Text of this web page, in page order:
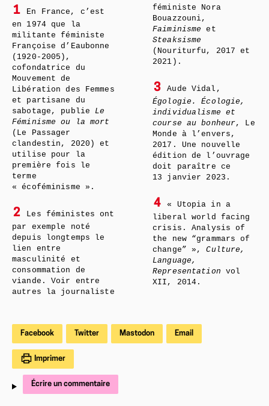
1
En France, c’est
en 1974 que la
militante féministe
Françoise d’Eaubonne
(1920-2005),
cofondatrice du
Mouvement de
Libération des Femmes
et partisane du
sabotage, publie Le
Féminisme ou la mort
(Le Passager
clandestin, 2020) et
utilise pour la
première fois le
terme
« écoféminisme ».
2
Les féministes ont
par exemple noté
depuis longtemps le
lien entre
masculinité et
consommation de
viande. Voir entre
autres la journaliste
féministe Nora
Bouazzouni,
Faiminisme et
Steaksisme
(Nouriturfu, 2017 et
2021).
3
Aude Vidal,
Égologie. Écologie,
individualisme et
course au bonheur, Le
Monde à l’envers,
2017. Une nouvelle
édition de l’ouvrage
doit paraître ce
13 janvier 2023.
4
« Utopia in a
liberal world facing
crisis. Analysis of
the new “grammars of
change” »,Culture,
Language,
Representation vol
XII, 2014.
Facebook Twitter Mastodon Email
Imprimer
Écrire un commentaire